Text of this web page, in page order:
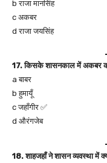
b राजा मानसिंह
c अकबर
d राजा जयसिंह
17. किसके शासनकाल में अकबर
a बाबर
b हुमायूँ
c जहाँगीर ✅
d औरंगजेब
18. शाहजहाँ ने शासन व्यवस्था में